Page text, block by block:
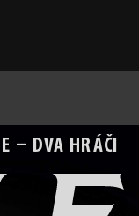
 DVA HRÁČI